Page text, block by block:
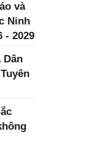
và
Ninh
- 2029
Dân